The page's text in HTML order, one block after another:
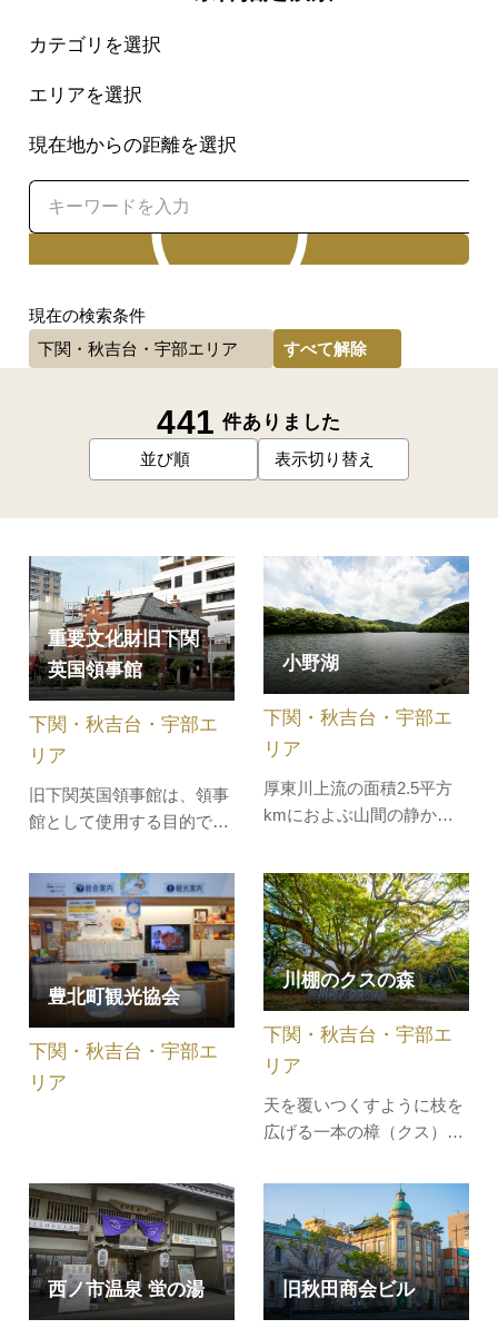
カテゴリを選択
エリアを選択
現在地からの距離を選択
現在の検索条件
下関・秋吉台・宇部エリア
すべて解除
441 件ありました
並び順 表示切り替え
重要文化財旧下関
英国領事館
旧下関英国領事館は、領事
館として使用する目的で建
国現存最古のもので、明治
39年(1906)の建築です。明
治期の領事館の様子を窺い
知ることのできる貴重な建
造物として、平成11年
(1999）に重要文化財に指
(2008)12月よ…
下関・秋吉台・宇部エ
リア
小野湖
厚東川上流の面積2.5平方
kmにおよぶ山間の静かな
水からはワカサギ、コイ、
フナ、ハヤ、カマツカ、草
魚のほか琵琶湖とこの小野
湖のみ生息する珍魚ワダカ
もよく釣れます。湖畔には
桜並木や梅林もあり、ドラ
イブやハイ…
下関・秋吉台・宇部エ
リア
豊北町観光協会
下関・秋吉台・宇部エ
リア
川棚のクスの森
天を覆いつくすように枝を
広げる一本の樟（クス）の
見えることから、こう呼ば
れています。県内最大のク
スの木であり、日本三大樟
樹の一つとされています。
また、「新日本名木百選」
にも選ばれ、パワースポッ
下関・秋吉台・宇部エ
リア
西ノ市温泉 蛍の湯 旧秋田商会ビル